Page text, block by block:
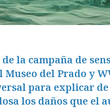
la campaña de
Museo del Prado y
para explicar
los daños que el